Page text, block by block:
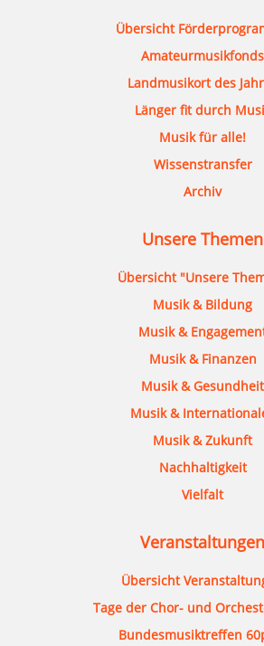
Übersicht
Amateurmusikfonds
Landmusikort des
Länger fit durch
Musik für alle!
Wissenstransfer
Archiv
Unsere Themen
Übersicht "Unsere
Musik & Bildung
Musik &
Musik & Finanzen
Musik & Gesundheit
Musik &
Musik & Zukunft
Nachhaltigkeit
Vielfalt
Veranstaltungen
Übersicht
Tage der Chor- und
Bundesmusiktreffen